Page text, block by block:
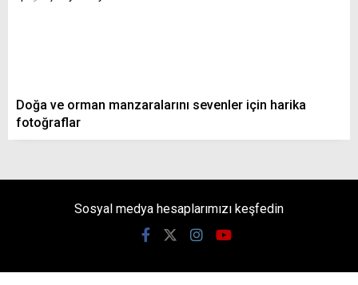
Doğa ve orman manzaralarını sevenler için harika
fotoğraflar
Sosyal medya hesaplarımızı keşfedin